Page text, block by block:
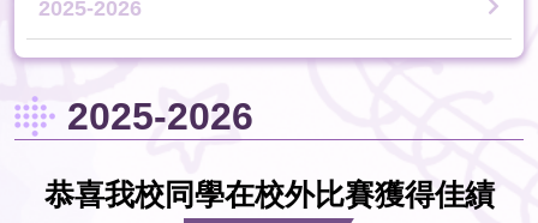
2025-2026
2025-2026
恭喜我校同學在校外比賽獲得佳績